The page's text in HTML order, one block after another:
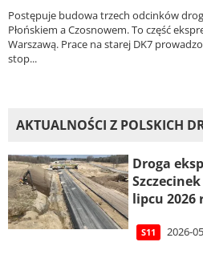
Postępuje budowa trzech odcinków
Płońskiem a Czosnowem. To część
Warszawą. Prace na starej DK7
stop...
AKTUALNOŚCI Z POLSKICH
Droga
lipcu 2026
S11 2026-